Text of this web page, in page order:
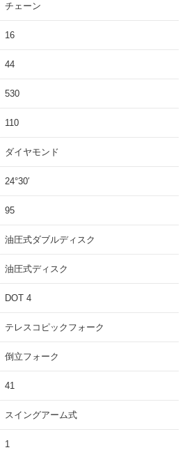
チェーン
16
44
530
110
ダイヤモンド
24°30′
95
油圧式ダブルディスク
油圧式ディスク
DOT 4
テレスコピックフォーク
倒立フォーク
41
スイングアーム式
1